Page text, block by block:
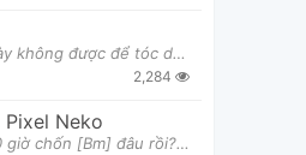
Mẹ bảo rằng mày phải [Am]nghe lời Mày không được để tóc dài [E7]che mặt trời Mẹ bảo rằng mày không
2,284
Pixel Neko
[Verse1] Chàng [A] trai bên em năm 20 giờ chốn [Bm] đâu rồi? Có còn [E7] bên em hằng đêm nghe em [